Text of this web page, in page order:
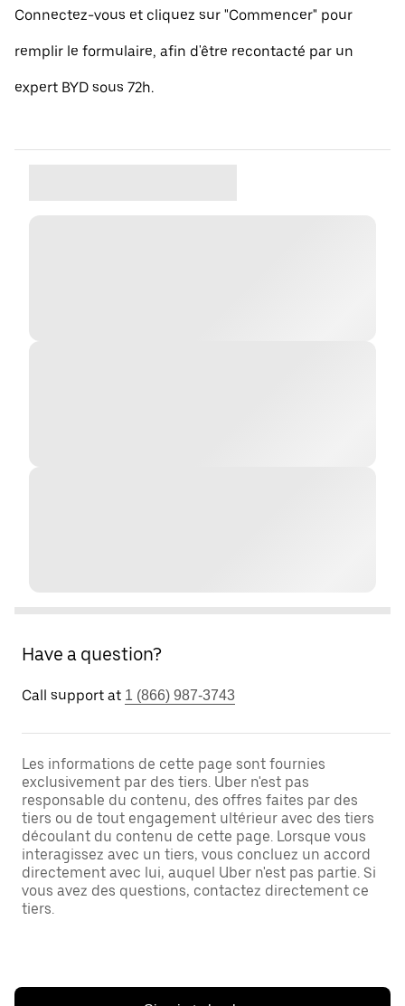
Connectez-vous et cliquez sur "Commencer" pour
remplir le formulaire, afin d'être recontacté par un
expert BYD sous 72h.
Have a question?
Call support at 1 (866) 987-3743
Les informations de cette page sont fournies
exclusivement par des tiers. Uber n'est pas
responsable du contenu, des offres faites par des
tiers ou de tout engagement ultérieur avec des tiers
découlant du contenu de cette page. Lorsque vous
interagissez avec un tiers, vous concluez un accord
directement avec lui, auquel Uber n'est pas partie. Si
vous avez des questions, contactez directement ce
tiers.